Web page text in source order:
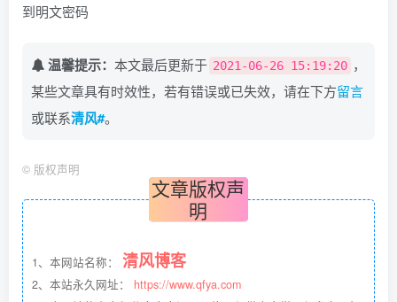
到明文密码
温馨提示： 本文最后更新于 2021-06-26 15:19:20 ，
某些文章具有时效性，若有错误或已失效，请在下方留言
或联系清风#。
© 版权声明
文章版权声
明
1、本网站名称： 清风博客
2、本站永久网址： https://www.qfya.com